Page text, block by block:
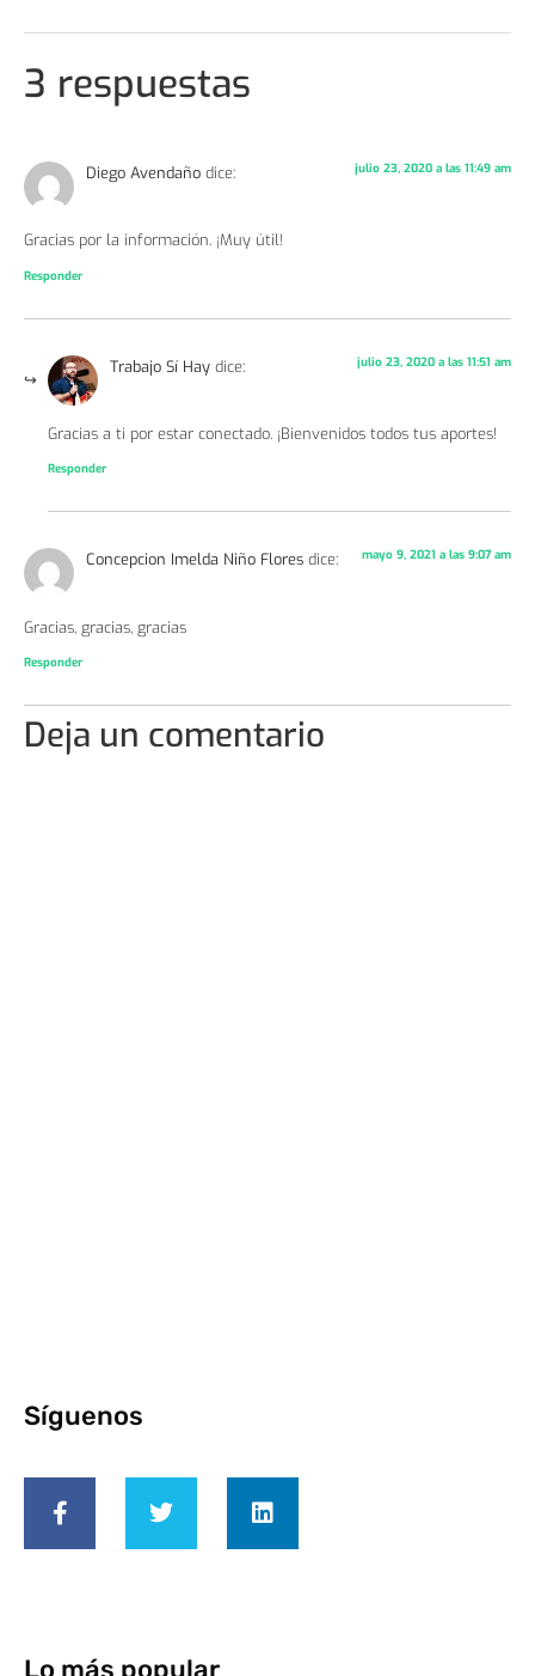
3 respuestas
Diego Avendaño dice: julio 23, 2020 a las 11:49 am
Gracias por la información. ¡Muy útil!
Responder
Trabajo Sí Hay dice: julio 23, 2020 a las 11:51 am
Gracias a ti por estar conectado. ¡Bienvenidos todos tus aportes!
Responder
Concepcion Imelda Niño Flores dice: mayo 9, 2021 a las 9:07 am
Gracias, gracias, gracias
Responder
Deja un comentario
Síguenos